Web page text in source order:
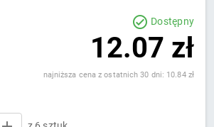
Dostępny
12.07 zł
najniższa cena z ostatnich 30 dni: 10.84 zł